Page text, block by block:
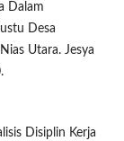
Dalam
Desa
Utara. Jesya
Disiplin Kerja